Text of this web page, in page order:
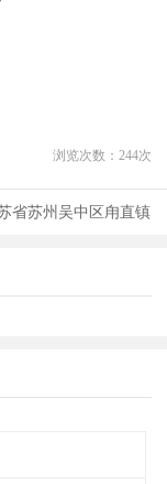
浏览次数： 244次
省苏州吴中区甪直镇